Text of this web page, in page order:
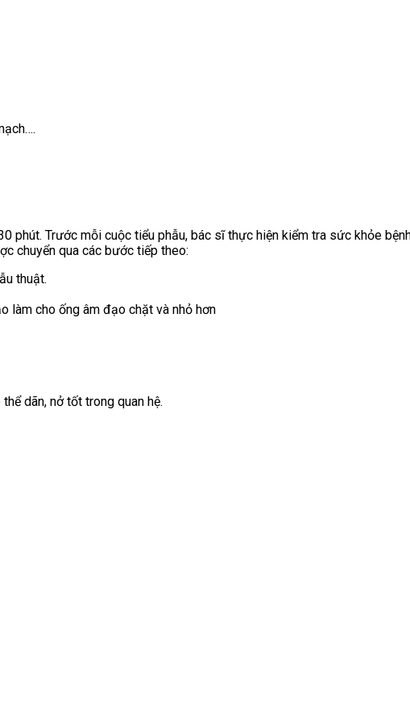
phút. Trước mỗi cuộc tiểu phẫu, bác sĩ thực hiện kiểm tra sức khỏe
chuyển qua các bước tiếp theo:
thuật.
làm cho ống âm đạo chặt và nhỏ hơn
dãn, nở tốt trong quan hệ.